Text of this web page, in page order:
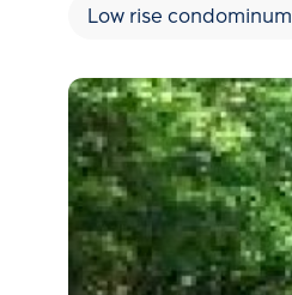
Low rise condominum